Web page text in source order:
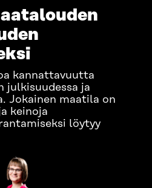
kannattavuutta
julkisuudessa ja
Jokainen maatila on
keinoja
löytyy